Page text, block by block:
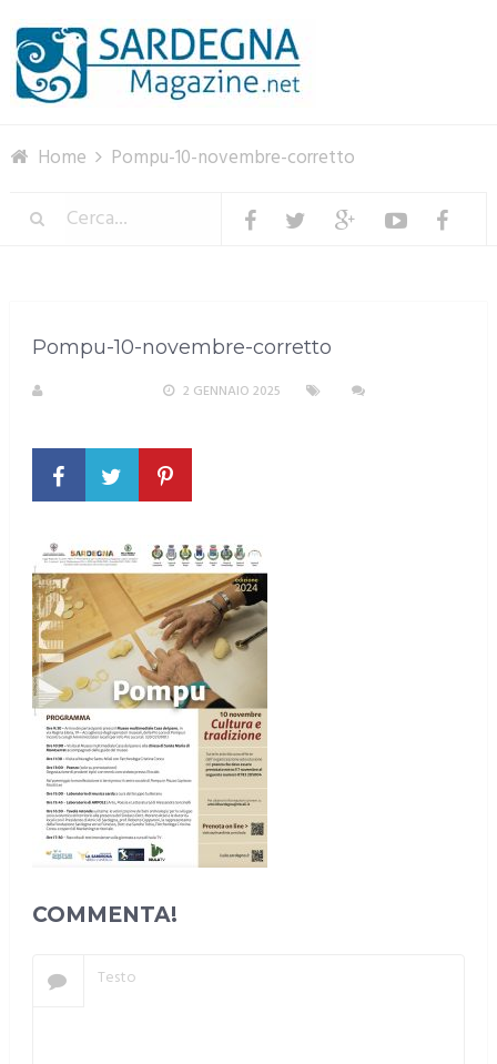
Home Pompu-10-novembre-corretto
Pompu-10-novembre-corretto
2 GENNAIO 2025
COMMENTA!